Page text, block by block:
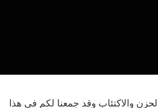
والاكتئاب وقد جمعنا لكم في هذا